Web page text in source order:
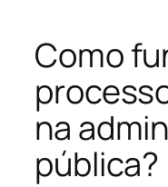
Como
na
pública?